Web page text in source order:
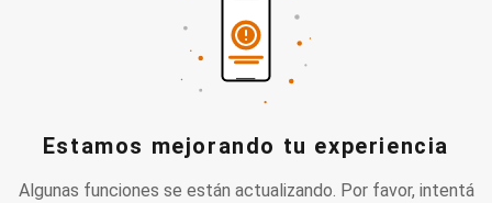
Estamos mejorando tu experiencia
Algunas funciones se están actualizando. Por favor, intentá